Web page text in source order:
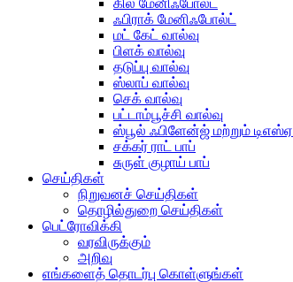
கில் மேனிஃபோல்ட்
ஃபிராக் மேனிஃபோல்ட்
மட் கேட் வால்வு
பிளக் வால்வு
தடுப்பு வால்வு
ஸ்லாப் வால்வு
செக் வால்வு
பட்டாம்பூச்சி வால்வு
ஸ்பூல் ஃபிளேன்ஜ் மற்றும் டிஎஸ்ஏ
சக்கர் ராட் பாப்
சுருள் குழாய் பாப்
செய்திகள்
நிறுவனச் செய்திகள்
தொழில்துறை செய்திகள்
பெட்ரோவிக்கி
வரவிருக்கும்
அறிவு
எங்களைத் தொடர்பு கொள்ளுங்கள்